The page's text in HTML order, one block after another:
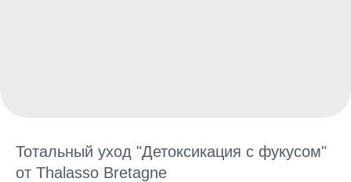
Тотальный уход "Детоксикация с фукусом"
от Thalasso Bretagne